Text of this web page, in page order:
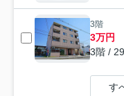
3階
3万円
3階 /
す